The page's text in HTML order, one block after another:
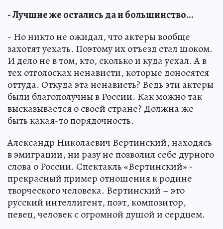
- Лучшие же остались да и большинство...
- Но никто не ожидал, что актеры вообще
захотят уехать. Поэтому их отъезд стал шоком.
И дело не в том, кто, сколько и куда уехал. А в
тех отголосках ненависти, которые доносятся
оттуда. Откуда эта ненависть? Ведь эти актеры
были благополучны в России. Как можно так
высказывается о своей стране? Должна же
быть какая-то порядочность.
Александр Николаевич Вертинский, находясь
в эмиграции, ни разу не позволил себе дурного
слова о России. Спектакль «Вертинский» -
прекрасный пример отношения к родине
творческого человека. Вертинский – это
русский интеллигент, поэт, композитор,
певец, человек с огромной душой и сердцем.